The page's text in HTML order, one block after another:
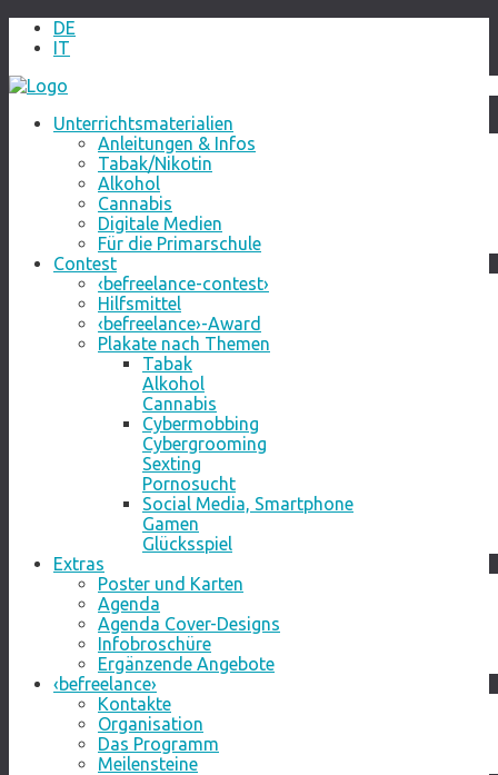
DE
IT
Unterrichtsmaterialien
Anleitungen & Infos
Tabak/Nikotin
Alkohol
Cannabis
Digitale Medien
Für die Primarschule
Contest
‹befreelance-contest›
Hilfsmittel
‹befreelance›-Award
Plakate nach Themen
Tabak
Alkohol
Cannabis
Cybermobbing
Cybergrooming
Sexting
Pornosucht
Social Media, Smartphone
Gamen
Glücksspiel
Extras
Poster und Karten
Agenda
Agenda Cover-Designs
Infobroschüre
Ergänzende Angebote
‹befreelance›
Kontakte
Organisation
Das Programm
Meilensteine